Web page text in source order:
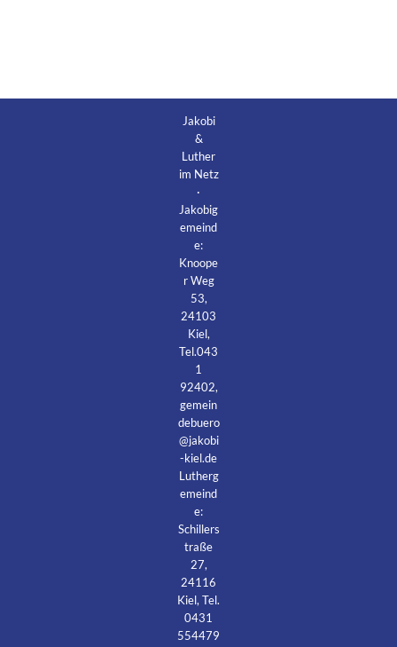
Jakobi
&
Luther
im Netz
·
Jakobig
emeind
e:
Knoope
r Weg
53,
24103
Kiel,
Tel.043
1
92402,
gemein
debuero
@jakobi
-kiel.de
Lutherg
emeind
e:
Schillers
traße
27,
24116
Kiel, Tel.
0431
554479